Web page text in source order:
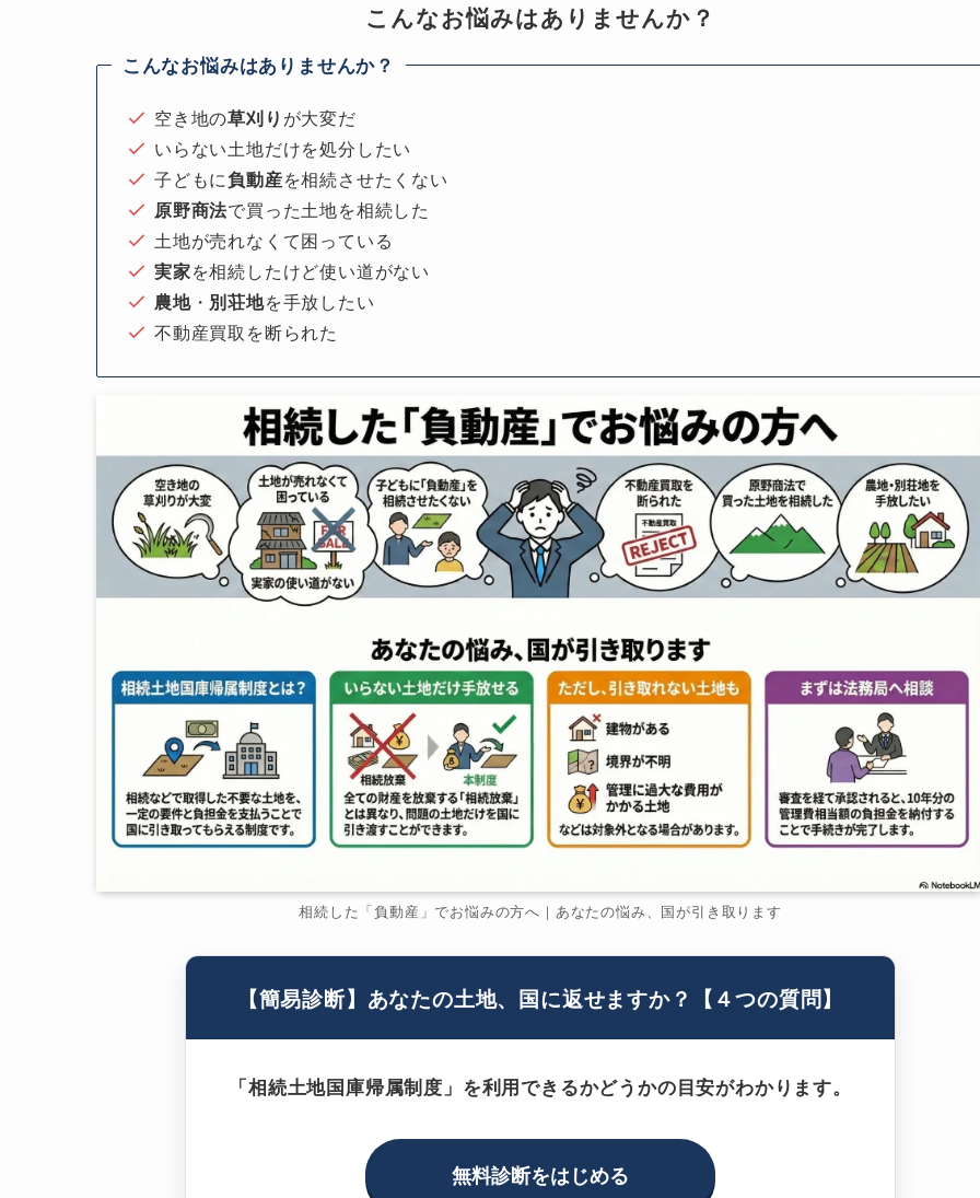
こんなお悩みはありませんか？
こんなお悩みはありませんか？
空き地の草刈り が大変だ
いらない土地だけを処分したい
子どもに負動産を相続させたくない
原野商法で買った土地を相続した
土地が売れなくて困っている
実家を相続したけど使い道がない
農地・ 別荘地を手放したい
不動産買取を断られた
相続した「負動産」でお悩みの方へ｜あなたの悩み、国が引き取ります
【簡易診断】あなたの土地、国に返せますか？【４つの質問】
「相続土地国庫帰属制度」を利用できるかどうかの目安がわかります。
無料診断をはじめる